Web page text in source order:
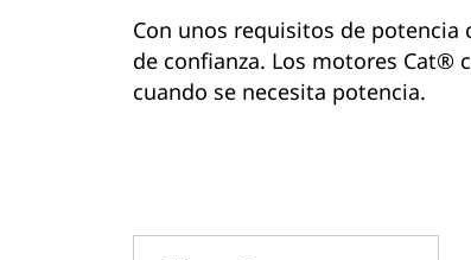
Con unos requisitos de
de confianza. Los motores Cat®
cuando se necesita potencia.